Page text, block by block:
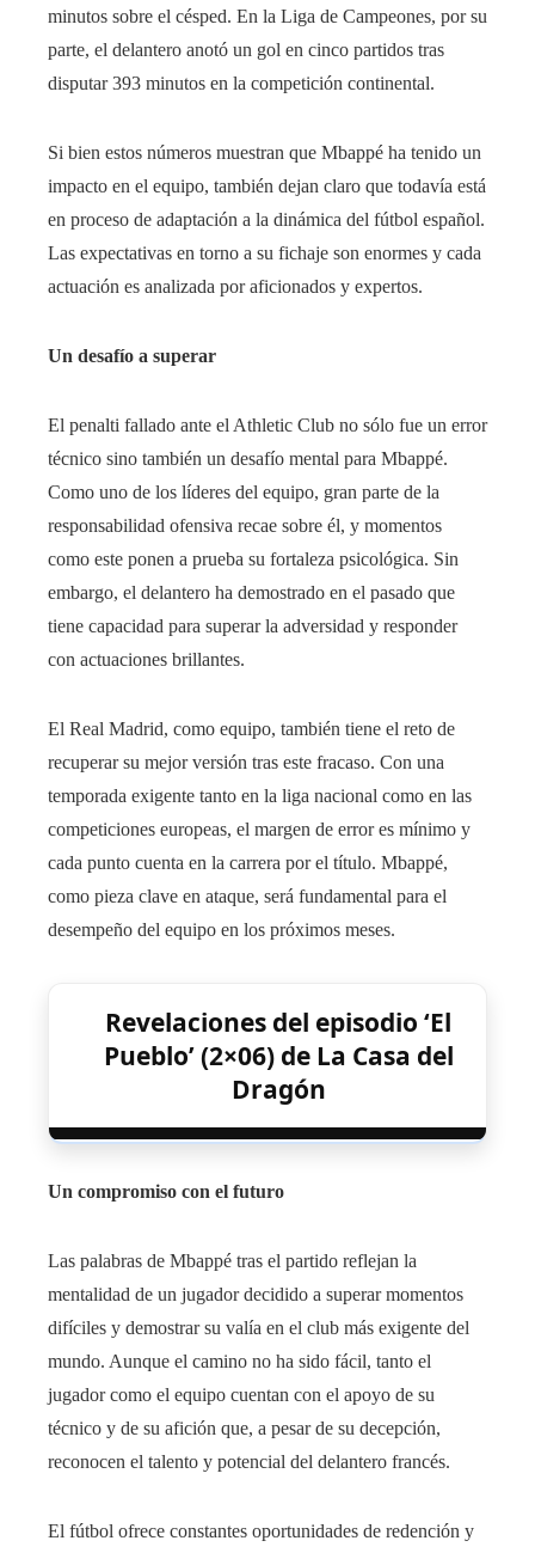
minutos sobre el césped. En la Liga de Campeones, por su
parte, el delantero anotó un gol en cinco partidos tras
disputar 393 minutos en la competición continental.
Si bien estos números muestran que Mbappé ha tenido un
impacto en el equipo, también dejan claro que todavía está
en proceso de adaptación a la dinámica del fútbol español.
Las expectativas en torno a su fichaje son enormes y cada
actuación es analizada por aficionados y expertos.
Un desafío a superar
El penalti fallado ante el Athletic Club no sólo fue un error
técnico sino también un desafío mental para Mbappé.
Como uno de los líderes del equipo, gran parte de la
responsabilidad ofensiva recae sobre él, y momentos
como este ponen a prueba su fortaleza psicológica. Sin
embargo, el delantero ha demostrado en el pasado que
tiene capacidad para superar la adversidad y responder
con actuaciones brillantes.
El Real Madrid, como equipo, también tiene el reto de
recuperar su mejor versión tras este fracaso. Con una
temporada exigente tanto en la liga nacional como en las
competiciones europeas, el margen de error es mínimo y
cada punto cuenta en la carrera por el título. Mbappé,
como pieza clave en ataque, será fundamental para el
desempeño del equipo en los próximos meses.
Revelaciones del episodio ‘El
Pueblo’ (2×06) de La Casa del
Dragón
Un compromiso con el futuro
Las palabras de Mbappé tras el partido reflejan la
mentalidad de un jugador decidido a superar momentos
difíciles y demostrar su valía en el club más exigente del
mundo. Aunque el camino no ha sido fácil, tanto el
jugador como el equipo cuentan con el apoyo de su
técnico y de su afición que, a pesar de su decepción,
reconocen el talento y potencial del delantero francés.
El fútbol ofrece constantes oportunidades de redención y